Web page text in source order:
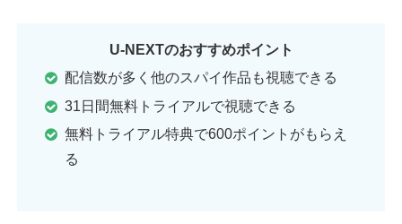
U-NEXTのおすすめポイント
配信数が多く他のスパイ作品も視聴できる
31日間無料トライアルで視聴できる
無料トライアル特典で600ポイントがもらえ
る